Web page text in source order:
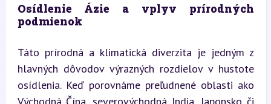
Osídlenie Ázie a vplyv prírodných
podmienok
Táto prírodná a klimatická diverzita je jedným z
hlavných dôvodov výrazných rozdielov v hustote
osídlenia. Keď porovnáme preľudnené oblasti ako